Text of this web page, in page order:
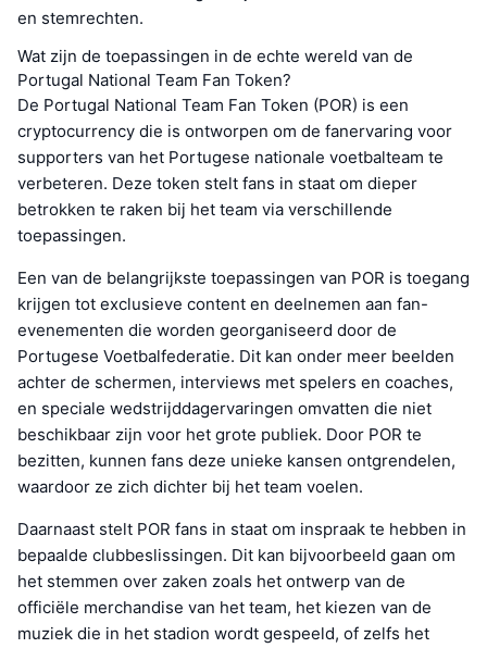
en stemrechten.
Wat zijn de toepassingen in de echte wereld van de
Portugal National Team Fan Token?
De Portugal National Team Fan Token (POR) is een
cryptocurrency die is ontworpen om de fanervaring voor
supporters van het Portugese nationale voetbalteam te
verbeteren. Deze token stelt fans in staat om dieper
betrokken te raken bij het team via verschillende
toepassingen.
Een van de belangrijkste toepassingen van POR is toegang
krijgen tot exclusieve content en deelnemen aan fan-
evenementen die worden georganiseerd door de
Portugese Voetbalfederatie. Dit kan onder meer beelden
achter de schermen, interviews met spelers en coaches,
en speciale wedstrijddagervaringen omvatten die niet
beschikbaar zijn voor het grote publiek. Door POR te
bezitten, kunnen fans deze unieke kansen ontgrendelen,
waardoor ze zich dichter bij het team voelen.
Daarnaast stelt POR fans in staat om inspraak te hebben in
bepaalde clubbeslissingen. Dit kan bijvoorbeeld gaan om
het stemmen over zaken zoals het ontwerp van de
officiële merchandise van het team, het kiezen van de
muziek die in het stadion wordt gespeeld, of zelfs het